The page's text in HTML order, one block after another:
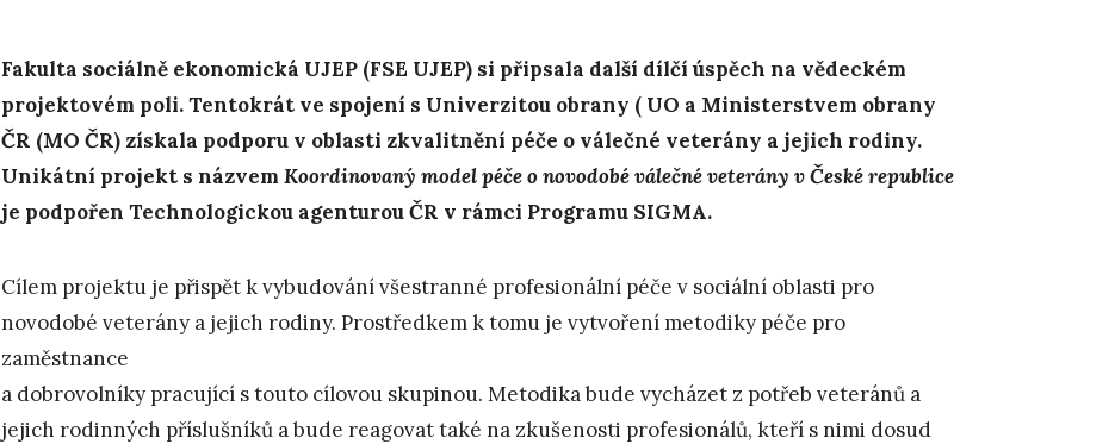
Fakulta sociálně ekonomická UJEP (FSE UJEP) si připsala další dílčí úspěch na vědeckém
projektovém poli. Tentokrát ve spojení s Univerzitou obrany ( UO a Ministerstvem obrany
ČR (MO ČR) získala podporu v oblasti zkvalitnění péče o válečné veterány a jejich rodiny.
Unikátní projekt s názvem Koordinovaný model péče o novodobé válečné veterány v České republice
je podpořen Technologickou agenturou ČR v rámci Programu SIGMA.
Cílem projektu je přispět k vybudování všestranné profesionální péče v sociální oblasti pro
novodobé veterány a jejich rodiny. Prostředkem k tomu je vytvoření metodiky péče pro
zaměstnance
a dobrovolníky pracující s touto cílovou skupinou. Metodika bude vycházet z potřeb veteránů a
jejich rodinných příslušníků a bude reagovat také na zkušenosti profesionálů, kteří s nimi dosud